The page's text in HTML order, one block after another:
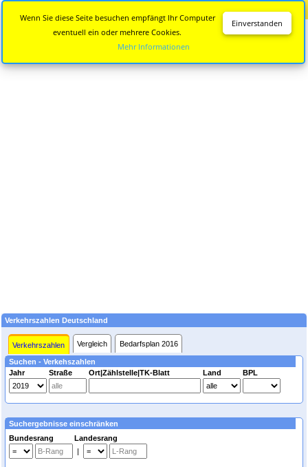
Verkehrszahlen Deutschland
Verkehrszahlen Vergleich Bedarfsplan 2016
Suchen - Verkehszahlen
Jahr
Straße Ort|Zählstelle|TK-Blatt Land BPL
Suchergebnisse einschränken
Bundesrang Landesrang
|
Einverstanden
Wenn Sie diese Seite besuchen empfängt Ihr Computer
eventuell ein oder mehrere Cookies.
Mehr Informationen